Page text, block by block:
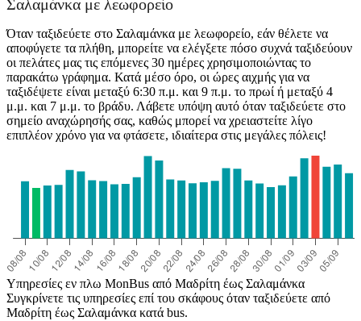
Σαλαμάνκα με λεωφορείο
Όταν ταξιδεύετε στο Σαλαμάνκα με λεωφορείο, εάν θέλετε να
αποφύγετε τα πλήθη, μπορείτε να ελέγξετε πόσο συχνά ταξιδεύουν
οι πελάτες μας τις επόμενες 30 ημέρες χρησιμοποιώντας το
παρακάτω γράφημα. Κατά μέσο όρο, οι ώρες αιχμής για να
ταξιδέψετε είναι μεταξύ 6:30 π.μ. και 9 π.μ. το πρωί ή μεταξύ 4
μ.μ. και 7 μ.μ. το βράδυ. Λάβετε υπόψη αυτό όταν ταξιδεύετε στο
σημείο αναχώρησής σας, καθώς μπορεί να χρειαστείτε λίγο
επιπλέον χρόνο για να φτάσετε, ιδιαίτερα στις μεγάλες πόλεις!
Υπηρεσίες εν πλω MonBus από Μαδρίτη έως Σαλαμάνκα
Συγκρίνετε τις υπηρεσίες επί του σκάφους όταν ταξιδεύετε από
Μαδρίτη έως Σαλαμάνκα κατά bus.